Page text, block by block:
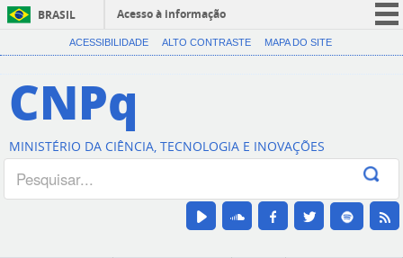
BRASIL
Acesso à informação
CORONAVÍRUS (COVID-19)
Canais
ACESSIBILIDADE ALTO CONTRASTE MAPA DO SITE
CNPq
MINISTÉRIO DA CIÊNCIA, TECNOLOGIA E INOVAÇÕES